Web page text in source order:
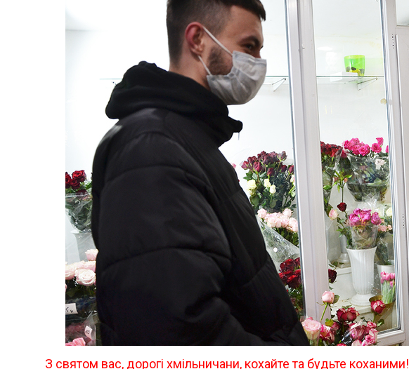
З святом вас, дорогі хмільничани, кохайте та будьте коханими!